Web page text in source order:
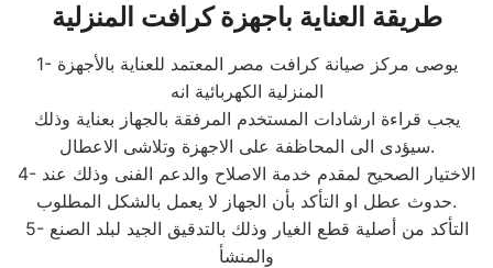
طريقة العناية باجهزة كرافت المنزلية
1- يوصى مركز صيانة كرافت مصر المعتمد للعناية بالأجهزة
المنزلية الكهربائية انه
يجب قراءة ارشادات المستخدم المرفقة بالجهاز بعناية وذلك
سيؤدى الى المحاظفة على الاجهزة وتلاشى الاعطال.
4- الاختيار الصحيح لمقدم خدمة الاصلاح والدعم الفنى وذلك عند
حدوث عطل او التأكد بأن الجهاز لا يعمل بالشكل المطلوب.
5- التأكد من أصلية قطع الغيار وذلك بالتدقيق الجيد لبلد الصنع
والمنشأ